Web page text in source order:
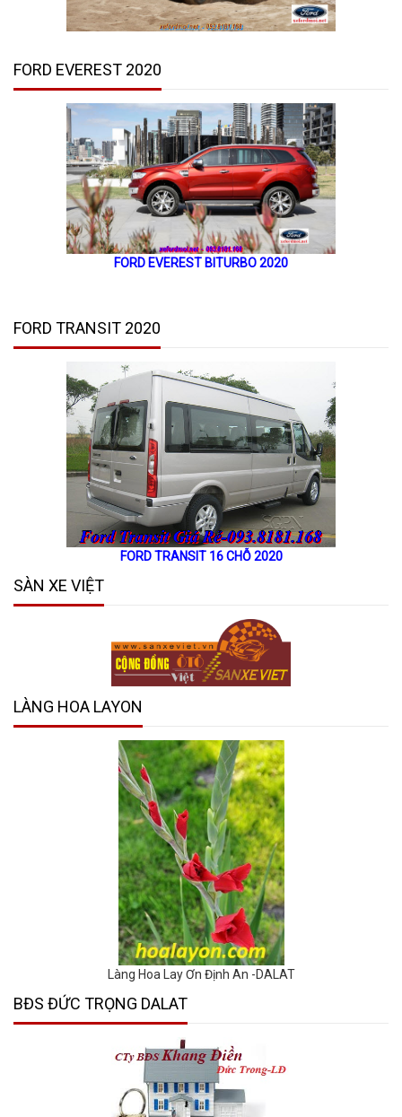
FORD EVEREST 2020
FORD EVEREST BITURBO 2020
FORD TRANSIT 2020
FORD TRANSIT 16 CHỖ 2020
SÀN XE VIỆT
LÀNG HOA LAYON
Làng Hoa Lay Ơn Định An -DALAT
BĐS ĐỨC TRỌNG DALAT